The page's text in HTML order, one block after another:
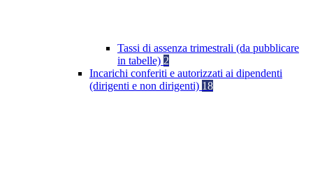
Tassi di assenza trimestrali (da pubblicare
in tabelle) 2
Incarichi conferiti e autorizzati ai dipendenti
(dirigenti e non dirigenti) 18